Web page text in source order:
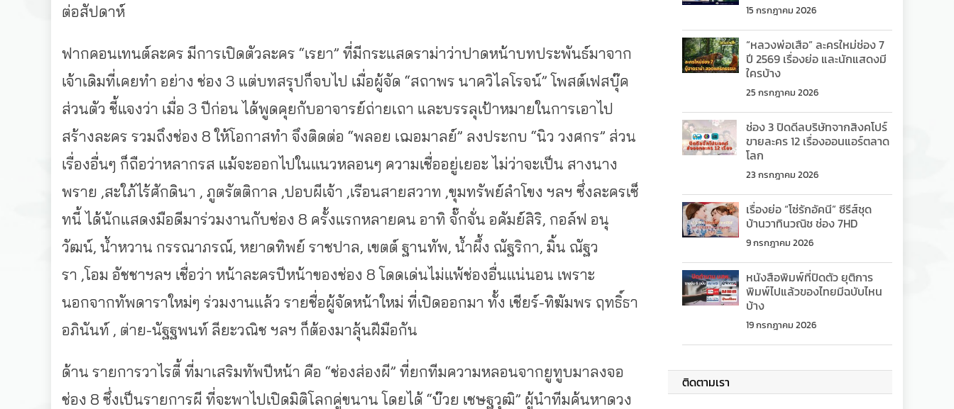
ต่อสัปดาห์
ฟากคอนเทนต์ละคร มีการเปิดตัวละคร “เรยา” ที่มีกระแสดราม่าว่าปาดหน้าบทประพันธ์มาจาก
เจ้าเดิมที่เคยทำ อย่าง ช่อง 3 แต่บทสรุปก็จบไป เมื่อผู้จัด “สถาพร นาควิไลโรจน์” โพสต์เฟสบุ๊ค
ส่วนตัว ชี้แจงว่า เมื่อ 3 ปีก่อน ได้พูดคุยกับอาจารย์ถ่ายเถา และบรรลุเป้าหมายในการเอาไป
สร้างละคร รวมถึงช่อง 8 ให้โอกาสทำ จึงติดต่อ “พลอย เฌอมาลย์” ลงประกบ “นิว วงศกร” ส่วน
เรื่องอื่นๆ ก็ถือว่าหลากรส แม้จะออกไปในแนวหลอนๆ ความเชื่ออยู่เยอะ ไม่ว่าจะเป็น สางนาง
พราย ,สะใภ้ไร้ศักดินา , ภูตรัตติกาล ,ปอบผีเจ้า ,เรือนสายสวาท ,ขุมทรัพย์ลำโขง ฯลฯ ซึ่งละครเซ็
ทนี้ ได้นักแสดงมือดีมาร่วมงานกับช่อง 8 ครั้งแรกหลายคน อาทิ จั๊กจั่น อคัมย์สิริ, กอล์ฟ อนุ
วัฒน์, น้ำหวาน กรรณาภรณ์, หยาดทิพย์ ราชปาล, เขตต์ ฐานทัพ, น้ำผึ้ง ณัฐริกา, มิ้น ณัฐว
รา ,โอม อัชชาฯลฯ เชื่อว่า หน้าละครปีหน้าของช่อง 8 โดดเด่นไม่แพ้ช่องอื่นแน่นอน เพราะ
นอกจากทัพดาราใหม่ๆ ร่วมงานแล้ว รายชื่อผู้จัดหน้าใหม่ ที่เปิดออกมา ทั้ง เชียร์-ทิฆัมพร ฤทธิ์ธา
อภินันท์ , ต่าย-นัฐฐพนท์ ลียะวณิช ฯลฯ ก็ต้องมาลุ้นฝีมือกัน
ด้าน รายการวาไรตี้ ที่มาเสริมทัพปีหน้า คือ “ช่องส่องผี” ที่ยกทีมความหลอนจากยูทูบมาลงจอ
ช่อง 8 ซึ่งเป็นรายการผี ที่จะพาไปเปิดมิติโลกคู่ขนาน โดยได้ “บ๊วย เชษฐวุฒิ” ผู้นำทีมค้นหาดวง
15 กรกฎาคม 2026
“หลวงพ่อเสือ” ละครใหม่ช่อง 7
ปี 2569 เรื่องย่อ และนักแสดงมี
ใครบ้าง
25 กรกฎาคม 2026
ช่อง 3 ปิดดีลบริษัทจากสิงคโปร์
ขายละคร 12 เรื่องออนแอร์ตลาด
โลก
23 กรกฎาคม 2026
เรื่องย่อ “โซ่รักอัคนี” ซีรีส์ชุด
บ้านวาทินวณิช ช่อง 7HD
9 กรกฎาคม 2026
หนังสือพิมพ์ที่ปิดตัว ยุติการ
พิมพ์ไปแล้วของไทยมีฉบับไหน
บ้าง
19 กรกฎาคม 2026
ติดตามเรา